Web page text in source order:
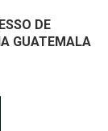
DE
GUATEMALA